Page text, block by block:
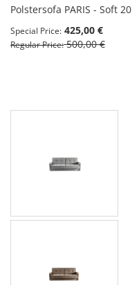
Polstersofa PARIS - Soft 20
Special Price 425,00 €
Regular Price 500,00 €